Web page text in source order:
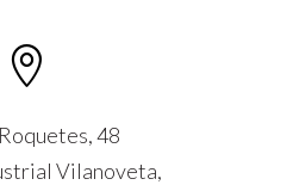

48
Vilanoveta,